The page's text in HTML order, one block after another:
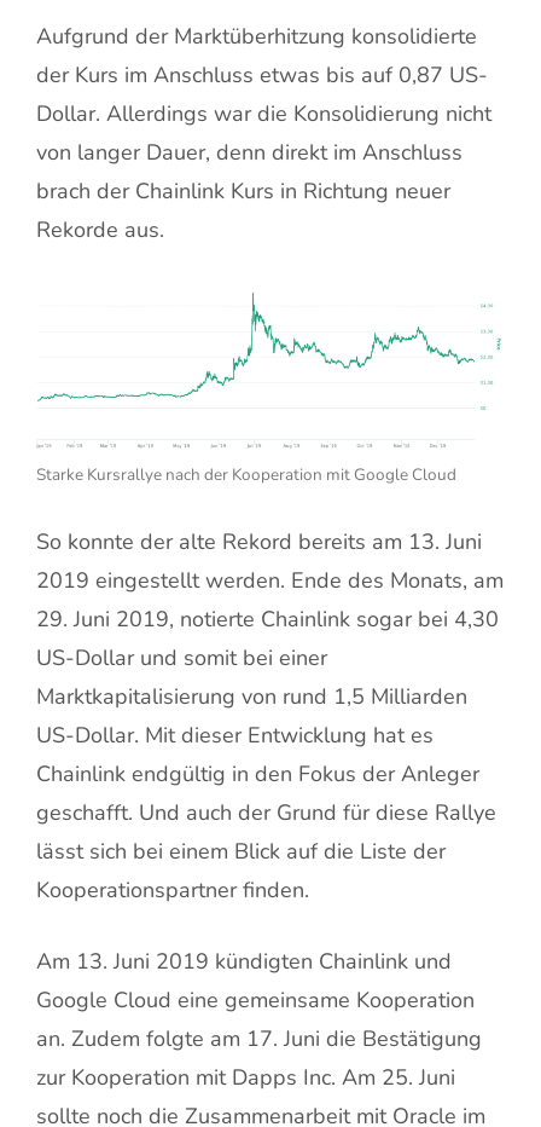
Aufgrund der Marktüberhitzung konsolidierte
der Kurs im Anschluss etwas bis auf 0,87 US-
Dollar. Allerdings war die Konsolidierung nicht
von langer Dauer, denn direkt im Anschluss
brach der Chainlink Kurs in Richtung neuer
Rekorde aus.
Starke Kursrallye nach der Kooperation mit Google Cloud
So konnte der alte Rekord bereits am 13. Juni
2019 eingestellt werden. Ende des Monats, am
29. Juni 2019, notierte Chainlink sogar bei 4,30
US-Dollar und somit bei einer
Marktkapitalisierung von rund 1,5 Milliarden
US-Dollar. Mit dieser Entwicklung hat es
Chainlink endgültig in den Fokus der Anleger
geschafft. Und auch der Grund für diese Rallye
lässt sich bei einem Blick auf die Liste der
Kooperationspartner finden.
Am 13. Juni 2019 kündigten Chainlink und
Google Cloud eine gemeinsame Kooperation
an. Zudem folgte am 17. Juni die Bestätigung
zur Kooperation mit Dapps Inc. Am 25. Juni
sollte noch die Zusammenarbeit mit Oracle im